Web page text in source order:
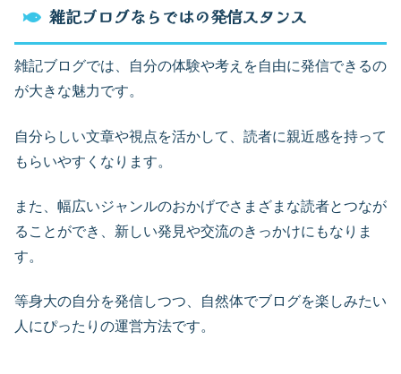
雑記ブログならではの発信スタンス
雑記ブログでは、自分の体験や考えを自由に発信できるの
が大きな魅力です。
自分らしい文章や視点を活かして、読者に親近感を持って
もらいやすくなります。
また、幅広いジャンルのおかげでさまざまな読者とつなが
ることができ、新しい発見や交流のきっかけにもなりま
す。
等身大の自分を発信しつつ、自然体でブログを楽しみたい
人にぴったりの運営方法です。